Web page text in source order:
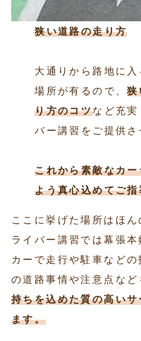
狭い道路の走り方
大通りから路地に
場所が有るので、狭
り方のコツなど充
バー講習をご提供さ
これから素敵なカ
よう真心込めてご
ここに挙げた場所はほ
ライバー講習では幕張
カーで走行や駐車など
の道路事情や注意点な
持ちを込めた質の高い
ます。